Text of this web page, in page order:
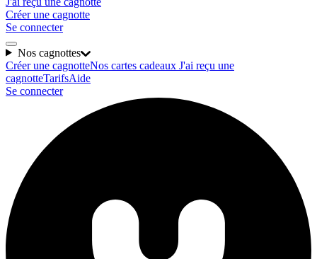
Créer une cagnotte
Se connecter
Nos cagnottes
Créer une cagnotteNos cartes cadeaux J'ai reçu une
cagnotteTarifsAide
Se connecter